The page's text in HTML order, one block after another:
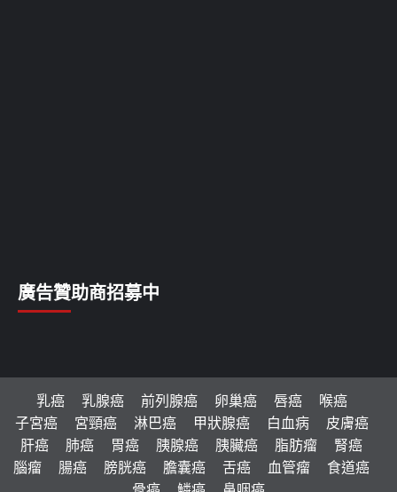
廣告贊助商招募中
乳癌 乳腺癌 前列腺癌 卵巢癌 唇癌
喉癌
子宮癌
宮頸癌 淋巴癌 甲狀腺癌 白血病
皮膚癌
肝癌
肺癌 胃癌 胰腺癌 胰臟癌 脂肪瘤
腎癌
腦瘤
腸癌 膀胱癌 膽囊癌 舌癌 血管瘤
食道癌